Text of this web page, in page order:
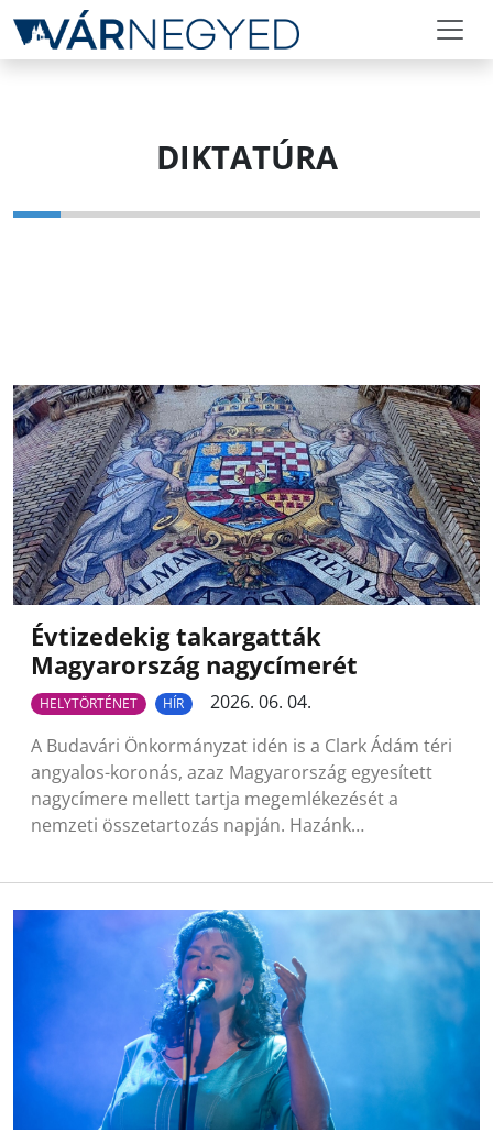
DIKTATÚRA
Évtizedekig takargatták
Magyarország nagycímerét
HELYTÖRTÉNET HÍR
2026. 06. 04.
A Budavári Önkormányzat idén is a Clark Ádám téri
angyalos-koronás, azaz Magyarország egyesített
nagycímere mellett tartja megemlékezését a
nemzeti összetartozás napján. Hazánk…